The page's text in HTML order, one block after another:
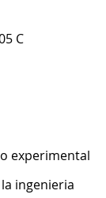
C
experimental
ingenieria